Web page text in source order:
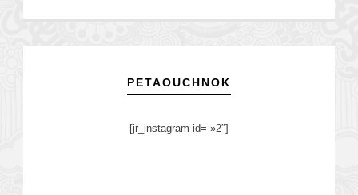
PETAOUCHNOK
[jr_instagram id= »2″]